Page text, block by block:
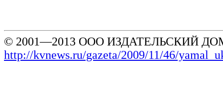
© 2001—2013 ООО ИЗДАТЕЛЬСКИЙ
http://kvnews.ru/gazeta/2009/11/46/